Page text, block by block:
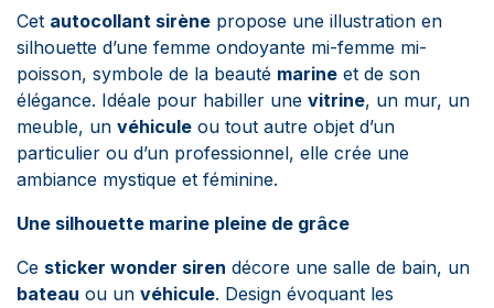
Cet autocollant sirène propose une illustration en
silhouette d’une femme ondoyante mi-femme mi-
poisson, symbole de la beauté marine et de son
élégance. Idéale pour habiller une vitrine, un mur, un
meuble, un véhicule ou tout autre objet d’un
particulier ou d’un professionnel, elle crée une
ambiance mystique et féminine.
Une silhouette marine pleine de grâce
Ce sticker wonder siren décore une salle de bain, un
bateau ou un véhicule. Design évoquant les